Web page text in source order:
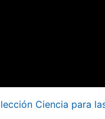
Ciencia para